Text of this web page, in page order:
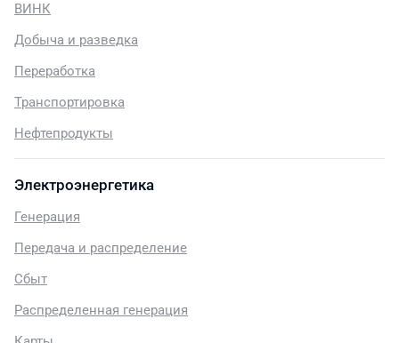
ВИНК
Добыча и разведка
Переработка
Транспортировка
Нефтепродукты
Электроэнергетика
Генерация
Передача и распределение
Сбыт
Распределенная генерация